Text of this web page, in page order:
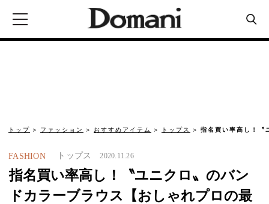
トップ ファッション おすすめアイテム トップス 指名買い率高し！〝
FASHION トップス 2020.11.26
指名買い率高し！〝ユニクロ〟のバン
ドカラーブラウス【おしゃれプロの最